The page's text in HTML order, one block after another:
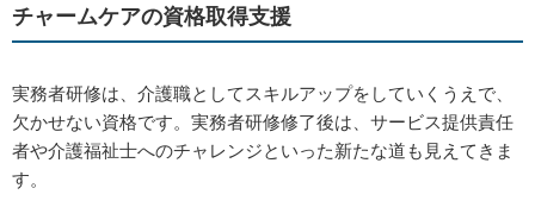
チャームケアの資格取得支援
実務者研修は、介護職としてスキルアップをしていくうえで、
欠かせない資格です。実務者研修修了後は、サービス提供責任
者や介護福祉士へのチャレンジといった新たな道も見えてきま
す。